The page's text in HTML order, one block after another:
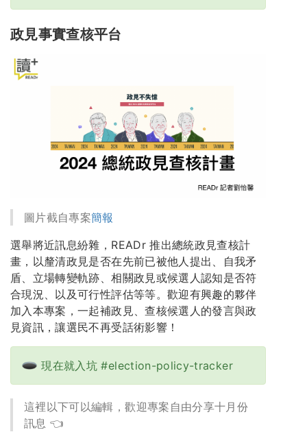
政見事實查核平台
圖片截自專案簡報
選舉將近訊息紛雜，READr 推出總統政見查核計
畫，以釐清政見是否在先前已被他人提出、自我矛
盾、立場轉變軌跡、相關政見或候選人認知是否符
合現況、以及可行性評估等等。歡迎有興趣的夥伴
加入本專案，一起補政見、查核候選人的發言與政
見資訊，讓選民不再受話術影響！
現在就入坑 #election-policy-tracker
這裡以下可以編輯，歡迎專案自由分享十月份
訊息 👈